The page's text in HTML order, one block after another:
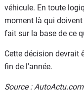
véhicule. En toute
moment là qui
fait sur la base de ce
Cette décision devrait
fin de l'année.
Source : AutoActu.com